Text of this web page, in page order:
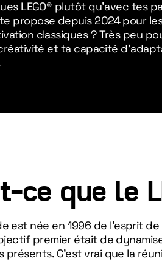
LEGO® plutôt qu’avec tes
propose depuis 2024 pour
classiques ? Très peu
et ta capacité
ce que le
est née en 1996 de l’esprit
premier était de
présents. C’est vrai que la